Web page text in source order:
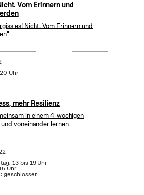
Vom Erinnern und
es! Nicht. Vom Erinnern und
Uhr
mehr Resilienz
in einem 4-wöchigen
voneinander lernen
13 bis 19 Uhr
Uhr
geschlossen